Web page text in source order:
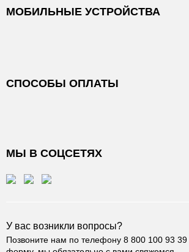
МОБИЛЬНЫЕ УСТРОЙСТВА
СПОСОБЫ ОПЛАТЫ
МЫ В СОЦСЕТЯХ
У вас возникли вопросы?
Позвоните нам по телефону 8 800 100 93 39